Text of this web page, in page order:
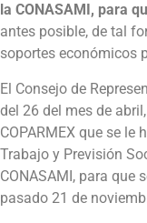
la CONASAMI, para
antes posible, de tal
soportes económicos
El Consejo de
del 26 del mes de
COPARMEX que se le
Trabajo y Previsión
CONASAMI, para que
pasado 21 de